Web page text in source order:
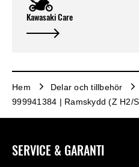
Kawasaki Care
Hem Delar och tillbehör
999941384 | Ramskydd (Z H2/
SERVICE & GARANTI